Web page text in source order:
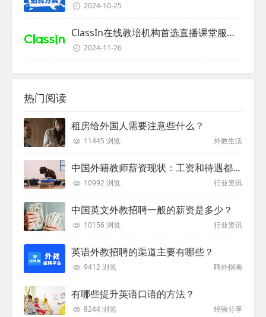
2024-10-25
ClassIn在线教培机构首选直播课堂服务商
2024-11-26
热门阅读
租房给外国人需要注意些什么？
11445 浏览 外教生活
中国外籍教师薪资现状：工资和待遇都非常高
10992 浏览 行业资讯
中国英文外教招聘一般的薪资是多少？
10156 浏览 行业资讯
英语外教招聘的渠道主要有哪些？
9412 浏览 聘外指南
有哪些提升英语口语的方法？
8244 浏览 经验分享